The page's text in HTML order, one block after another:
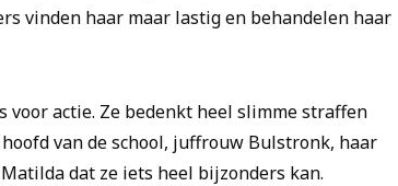
vinden haar maar lastig en behandelen haar
actie. Ze bedenkt heel slimme straffen
van de school, juffrouw Bulstronk, haar
dat ze iets heel bijzonders kan.